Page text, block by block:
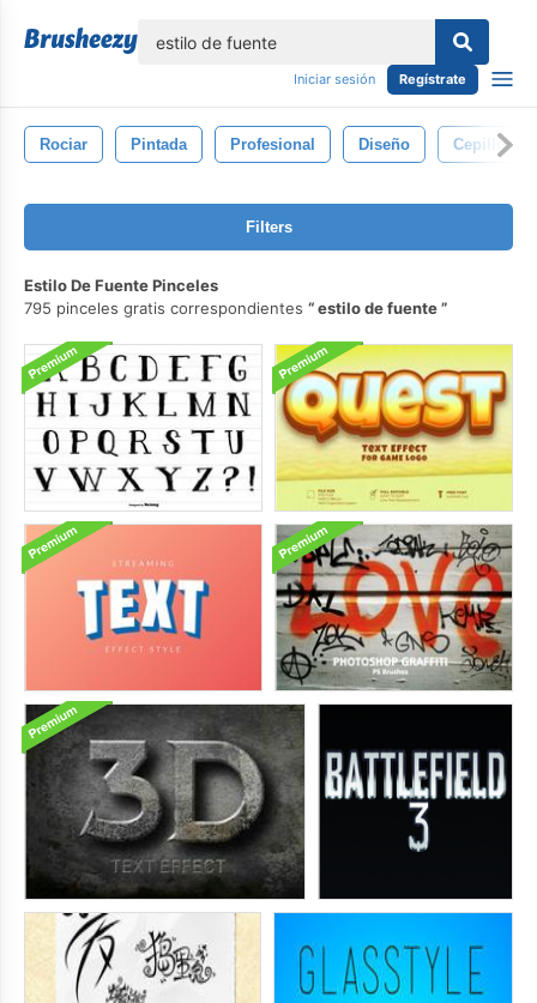
Iniciar sesión Regístrate
Rociar Pintada Profesional Diseño Cepillos
Filters
Estilo De Fuente Pinceles
795 pinceles gratis correspondientes
estilo de fuente